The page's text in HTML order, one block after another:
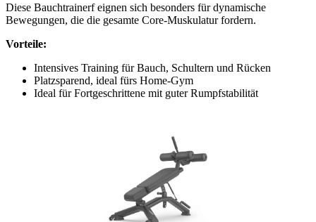
Diese Bauchtrainerf eignen sich besonders für dynamische
Bewegungen, die die gesamte Core-Muskulatur fordern.
Vorteile:
Intensives Training für Bauch, Schultern und Rücken
Platzsparend, ideal fürs Home-Gym
Ideal für Fortgeschrittene mit guter Rumpfstabilität